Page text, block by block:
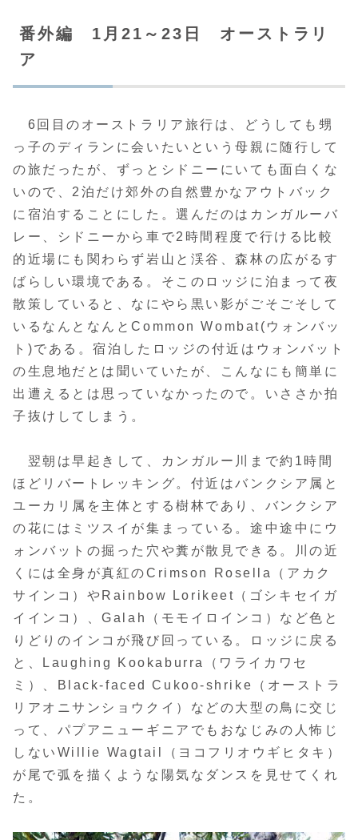
番外編 1月21～23日 オーストラリ
ア
6回目のオーストラリア旅行は、どうしても甥
っ子のディランに会いたいという母親に随行して
の旅だったが、ずっとシドニーにいても面白くな
いので、2泊だけ郊外の自然豊かなアウトバック
に宿泊することにした。選んだのはカンガルーバ
レー、シドニーから車で2時間程度で行ける比較
的近場にも関わらず岩山と渓谷、森林の広がるす
ばらしい環境である。そこのロッジに泊まって夜
散策していると、なにやら黒い影がごそごそして
いるなんとなんとCommon Wombat(ウォンバッ
ト)である。宿泊したロッジの付近はウォンバット
の生息地だとは聞いていたが、こんなにも簡単に
出遭えるとは思っていなかったので。いささか拍
子抜けしてしまう。
翌朝は早起きして、カンガルー川まで約1時間
ほどリバートレッキング。付近はバンクシア属と
ユーカリ属を主体とする樹林であり、バンクシア
の花にはミツスイが集まっている。途中途中にウ
ォンバットの掘った穴や糞が散見できる。川の近
くには全身が真紅のCrimson Rosella（アカク
サインコ）やRainbow Lorikeet（ゴシキセイガ
イインコ）、Galah（モモイロインコ）など色と
りどりのインコが飛び回っている。ロッジに戻る
と、Laughing Kookaburra（ワライカワセ
ミ）、Black-faced Cukoo-shrike（オーストラ
リアオニサンショウクイ）などの大型の鳥に交じ
って、パプアニューギニアでもおなじみの人怖じ
しないWillie Wagtail（ヨコフリオウギヒタキ）
が尾で弧を描くような陽気なダンスを見せてくれ
た。